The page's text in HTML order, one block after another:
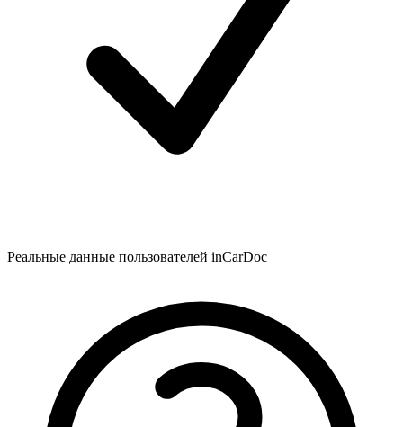
Реальные данные пользователей inCarDoc